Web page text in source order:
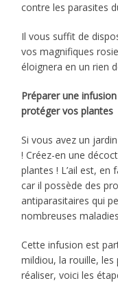
contre les parasites
Il vous suffit de
vos magnifiques
éloignera en un rien
Préparer une infusion
protéger vos plantes
Si vous avez un
! Créez-en une
plantes ! L’ail est,
car il possède des
antiparasitaires qui
nombreuses
Cette infusion est
mildiou, la rouille,
réaliser, voici les